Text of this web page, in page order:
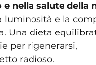
nella salute della
luminosità e la
Una dieta
per rigenerarsi,
radioso.